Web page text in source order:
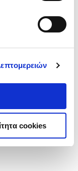
cookies